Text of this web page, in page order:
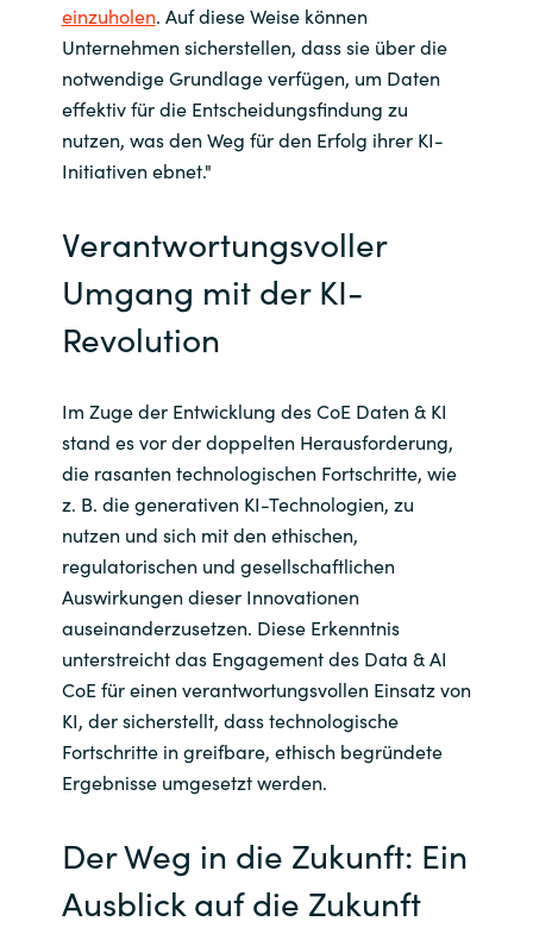
einzuholen. Auf diese Weise können
Unternehmen sicherstellen, dass sie über die
notwendige Grundlage verfügen, um Daten
effektiv für die Entscheidungsfindung zu
nutzen, was den Weg für den Erfolg ihrer KI-
Initiativen ebnet."
Verantwortungsvoller
Umgang mit der KI-
Revolution
Im Zuge der Entwicklung des CoE Daten & KI
stand es vor der doppelten Herausforderung,
die rasanten technologischen Fortschritte, wie
z. B. die generativen KI-Technologien, zu
nutzen und sich mit den ethischen,
regulatorischen und gesellschaftlichen
Auswirkungen dieser Innovationen
auseinanderzusetzen. Diese Erkenntnis
unterstreicht das Engagement des Data & AI
CoE für einen verantwortungsvollen Einsatz von
KI, der sicherstellt, dass technologische
Fortschritte in greifbare, ethisch begründete
Ergebnisse umgesetzt werden.
Der Weg in die Zukunft: Ein
Ausblick auf die Zukunft